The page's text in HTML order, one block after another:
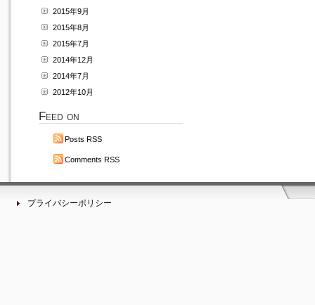
2015年9月
2015年8月
2015年7月
2014年12月
2014年7月
2012年10月
Feed on
Posts RSS
Comments RSS
プライバシーポリシー